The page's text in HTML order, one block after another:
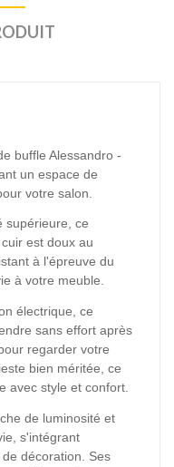
buffle Alessandro -
un espace de
votre salon.
supérieure, ce
est doux au
à l'épreuve du
à votre meuble.
électrique, ce
sans effort après
regarder votre
bien méritée, ce
avec style et confort.
de luminosité et
s'intégrant
décoration. Ses